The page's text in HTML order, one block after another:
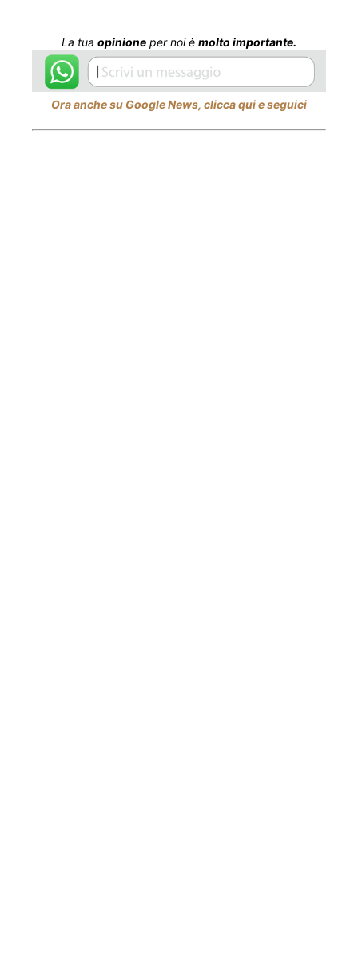
La tua opinione per noi è molto importante.
Ora anche su Google News, clicca qui e seguici